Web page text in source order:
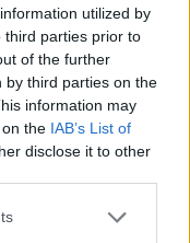
utilized by
third parties prior to
of the further
by third parties on the
information may
the IAB’s List of
disclose it to other
σκάφη»
Πολεμικού
που
στρατό,
ο επικεφαλής της